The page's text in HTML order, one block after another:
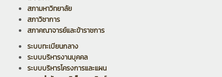
สภามหาวิทยาลัย
สภาวิชาการ
สภาคณาจารย์และข้าราชการ
ระบบทะเบียนกลาง
ระบบบริหารงานบุคคล
ระบบบริหารโครงการและแผน